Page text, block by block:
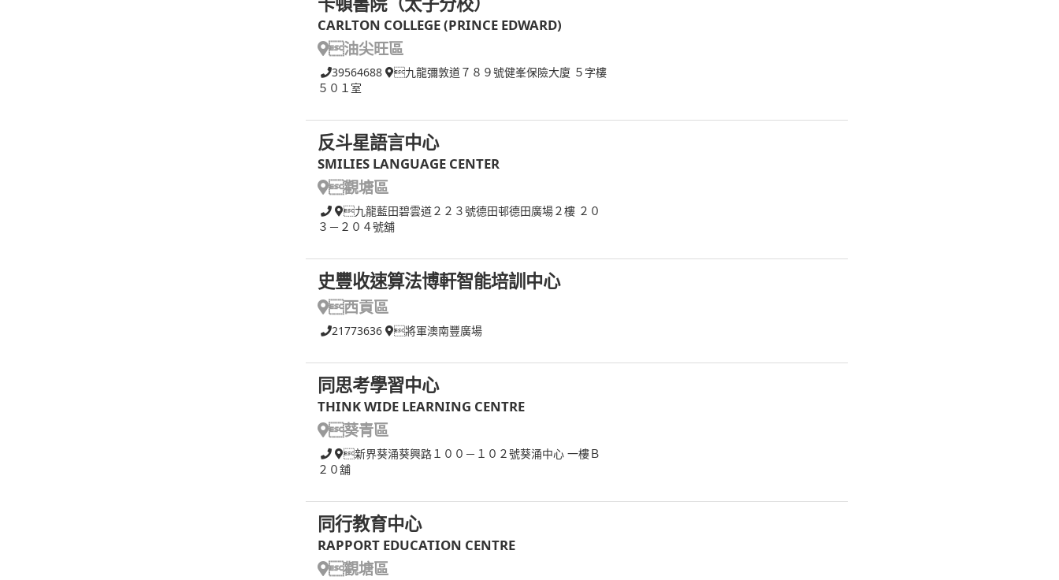
CARLTON COLLEGE (PRINCE EDWARD)
油尖旺區
39564688
九龍彌敦道７８９號健峯保險大廈 ５字樓
５０１室
反斗星語言中心
SMILIES LANGUAGE CENTER
觀塘區
九龍藍田碧雲道２２３號德田邨德田廣場２樓 ２０
３－２０４號舖
史豐收速算法博軒智能培訓中心
西貢區
21773636 將軍澳南豐廣場
同思考學習中心
THINK WIDE LEARNING CENTRE
葵青區
新界葵涌葵興路１００－１０２號葵涌中心 一樓Ｂ
２０舖
同行教育中心
RAPPORT EDUCATION CENTRE
觀塘區